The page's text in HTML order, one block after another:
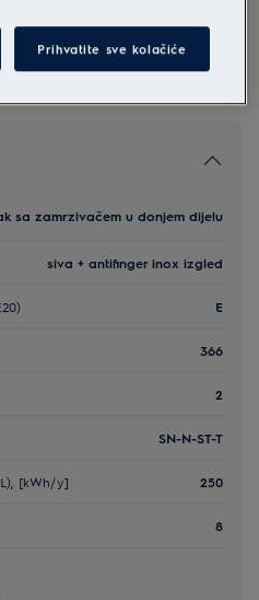
sa zamrzivačem u donjem dijelu
siva + antifinger inox izgled
E
366
2
SN-N-ST-T
[kWh/y] 250
8
Prihvatite sve kolačiće